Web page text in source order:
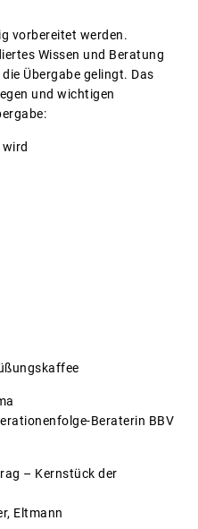
vorbereitet werden.
Wissen und Beratung
Übergabe gelingt. Das
und wichtigen
Beraterin BBV
– Kernstück der